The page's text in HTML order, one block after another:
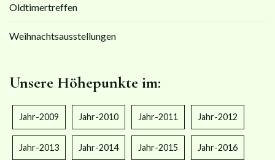
Oldtimertreffen
Weihnachtsausstellungen
Unsere Höhepunkte im:
Jahr-2009 Jahr-2010 Jahr-2011 Jahr-2012
Jahr-2013 Jahr-2014 Jahr-2015 Jahr-2016